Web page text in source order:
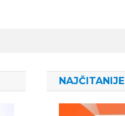
NAJČITANIJE